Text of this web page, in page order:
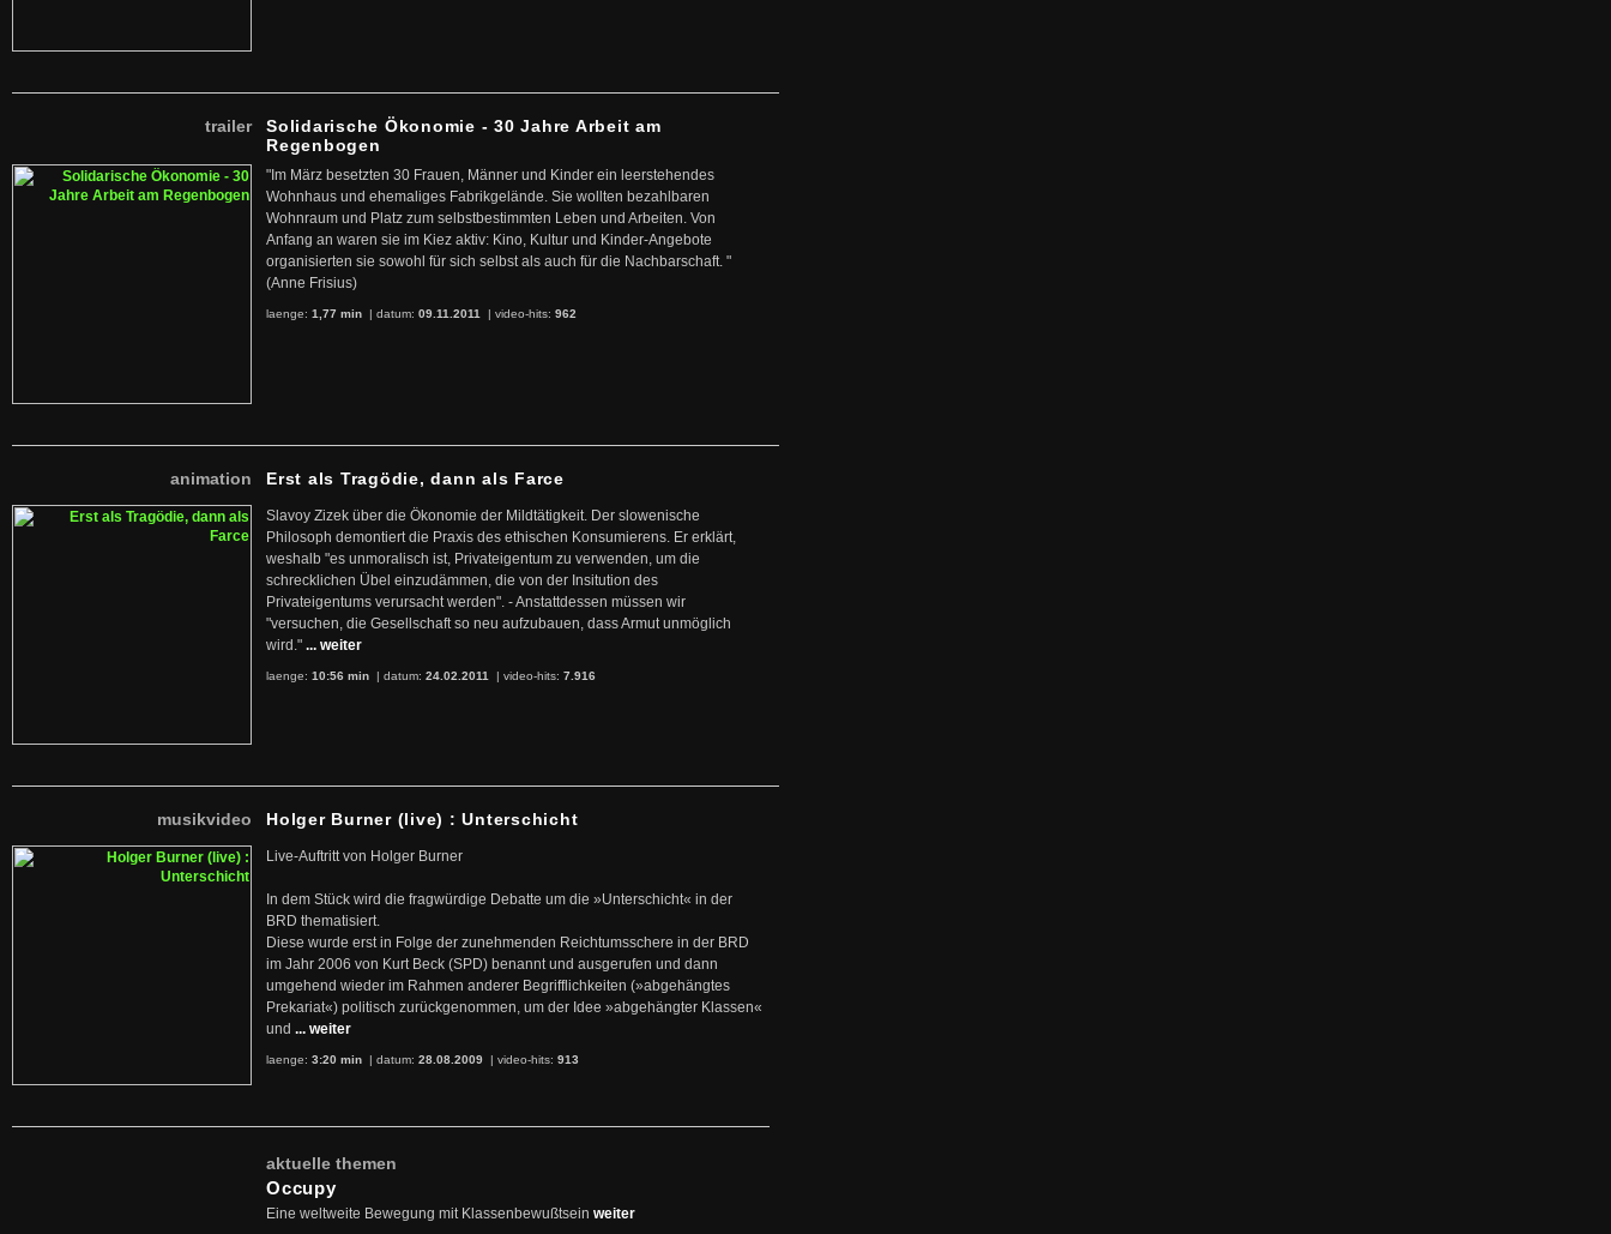
trailer
Solidarische Ökonomie - 30 Jahre Arbeit am
Regenbogen
"Im März besetzten 30 Frauen, Männer und Kinder ein leerstehendes
Wohnhaus und ehemaliges Fabrikgelände. Sie wollten bezahlbaren
Wohnraum und Platz zum selbstbestimmten Leben und Arbeiten. Von
Anfang an waren sie im Kiez aktiv: Kino, Kultur und Kinder-Angebote
organisierten sie sowohl für sich selbst als auch für die Nachbarschaft. "
(Anne Frisius)
laenge: 1,77 min | datum: 09.11.2011 | video-hits: 962
animation Erst als Tragödie, dann als Farce
Slavoy Zizek über die Ökonomie der Mildtätigkeit. Der slowenische
Philosoph demontiert die Praxis des ethischen Konsumierens. Er erklärt,
weshalb "es unmoralisch ist, Privateigentum zu verwenden, um die
schrecklichen Übel einzudämmen, die von der Insitution des
Privateigentums verursacht werden". - Anstattdessen müssen wir
"versuchen, die Gesellschaft so neu aufzubauen, dass Armut unmöglich
wird." ... weiter
laenge: 10:56 min | datum: 24.02.2011 | video-hits: 7.916
musikvideo Holger Burner (live) : Unterschicht
Live-Auftritt von Holger Burner
In dem Stück wird die fragwürdige Debatte um die »Unterschicht« in der
BRD thematisiert.
Diese wurde erst in Folge der zunehmenden Reichtumsschere in der BRD
im Jahr 2006 von Kurt Beck (SPD) benannt und ausgerufen und dann
umgehend wieder im Rahmen anderer Begrifflichkeiten (»abgehängtes
Prekariat«) politisch zurückgenommen, um der Idee »abgehängter Klassen«
und ... weiter
laenge: 3:20 min | datum: 28.08.2009 | video-hits: 913
aktuelle themen
Occupy
Eine weltweite Bewegung mit Klassenbewußtsein weiter